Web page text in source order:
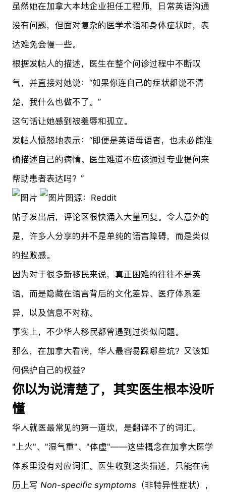
虽然她在加拿大本地企业担任工程师，日常英语沟通
没有问题，但面对复杂的医学术语和身体症状时，表
达难免会慢一些。
根据发帖人的描述，医生在整个问诊过程中不断叹
气，并直接对她说：“如果你连自己的症状都说不清
楚，我什么也做不了。”
这句话让她感到被羞辱和孤立。
发帖人愤怒地表示：“即便是英语母语者，也未必能准
确描述自己的病情。医生难道不应该通过专业提问来
帮助患者表达吗？”
图源：Reddit
帖子发出后，评论区很快涌入大量回复。令人意外的
是，许多人分享的并不是单纯的语言障碍，而是类似
的挫败感。
因为对于很多新移民来说，真正困难的往往不是英
语，而是隐藏在语言背后的文化差异、医疗体系差
异，以及信息不对称。
事实上，不少华人移民都曾遇到过类似问题。
那么，在加拿大看病，华人最容易踩哪些坑？又该如
何保护自己的权益？
你以为说清楚了，其实医生根本没听
懂
华人就医最常见的第一道坎，是翻译不了的词汇。
"上火"、"湿气重"、"体虚"——这些概念在加拿大医学
体系里没有对应词汇。医生收到这类描述，只能在病
历上写 Non-specific symptoms （非特异性症状），